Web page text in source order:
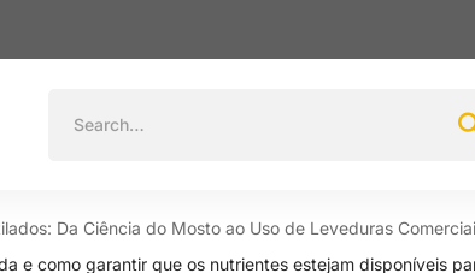
Da Ciência do Mosto ao Uso de Leveduras
e como garantir que os nutrientes estejam disponíveis